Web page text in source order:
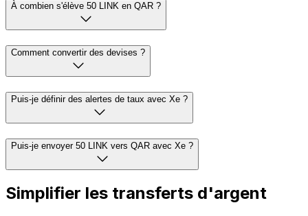
À combien s'élève 50 LINK en QAR ?
Comment convertir des devises ?
Puis-je définir des alertes de taux avec Xe ?
Puis-je envoyer 50 LINK vers QAR avec Xe ?
Simplifier les transferts d'argent